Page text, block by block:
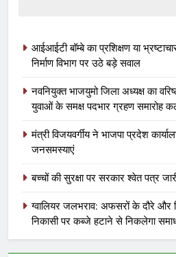
आईआईटी बॉम्बे का प्रशिक्षण या
निर्माण विभाग पर उठे बड़े सवाल
नवनियुक्त भाजयुमो जिला अध्यक्ष का
युवाओं के समक्ष पदभार ग्रहण समारोह
मंत्री विजयवर्गीय ने भाजपा प्रदेश
जनसमस्याएं
बच्चों की सुरक्षा पर सरकार श्वेत पत्र
ग्वालियर जलभराव: अफसरों के दौरे और
निकासी पर कब्जे हटाने से निकलेगा